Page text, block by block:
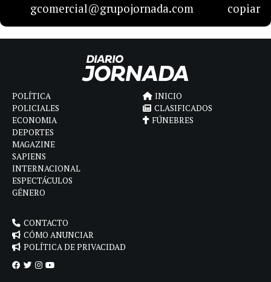
gcomercial@grupojornada.com
copiar
POLÍTICA
POLICIALES
ECONOMIA
DEPORTES
MAGAZINE
SAPIENS
INTERNACIONAL
ESPECTÁCULOS
GÉNERO
INICIO
CLASIFICADOS
FÚNEBRES
CONTACTO
CÓMO ANUNCIAR
POLÍTICA DE PRIVACIDAD